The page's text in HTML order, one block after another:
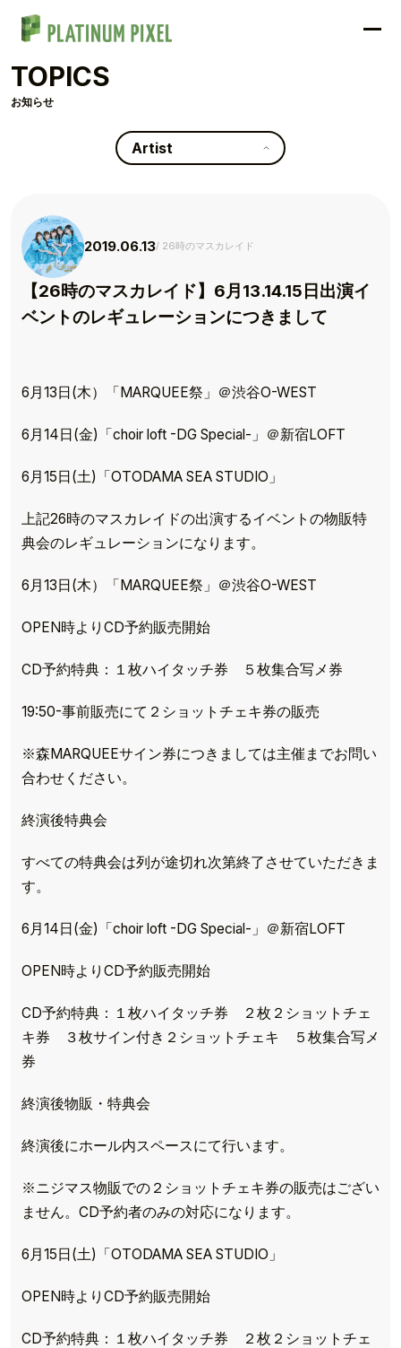
TOPICS
お知らせ
Artist
2019.06.13 26時のマスカレイド
【26時のマスカレイド】6月13.14.15日出演イ
ベントのレギュレーションにつきまして
6月13日(木）「MARQUEE祭」＠渋谷O-WEST
6月14日(金)「choir loft -DG Special-」＠新宿LOFT
6月15日(土)「OTODAMA SEA STUDIO」
上記26時のマスカレイドの出演するイベントの物販特
典会のレギュレーションになります。
6月13日(木）「MARQUEE祭」＠渋谷O-WEST
OPEN時よりCD予約販売開始
CD予約特典：１枚ハイタッチ券 ５枚集合写メ券
19:50-事前販売にて２ショットチェキ券の販売
※森MARQUEEサイン券につきましては主催までお問い
合わせください。
終演後特典会
すべての特典会は列が途切れ次第終了させていただきま
す。
6月14日(金)「choir loft -DG Special-」＠新宿LOFT
OPEN時よりCD予約販売開始
CD予約特典：１枚ハイタッチ券 ２枚２ショットチェ
キ券 ３枚サイン付き２ショットチェキ ５枚集合写メ
券
終演後物販・特典会
終演後にホール内スペースにて行います。
※ニジマス物販での２ショットチェキ券の販売はござい
ません。CD予約者のみの対応になります。
6月15日(土)「OTODAMA SEA STUDIO」
OPEN時よりCD予約販売開始
CD予約特典：１枚ハイタッチ券 ２枚２ショットチェ